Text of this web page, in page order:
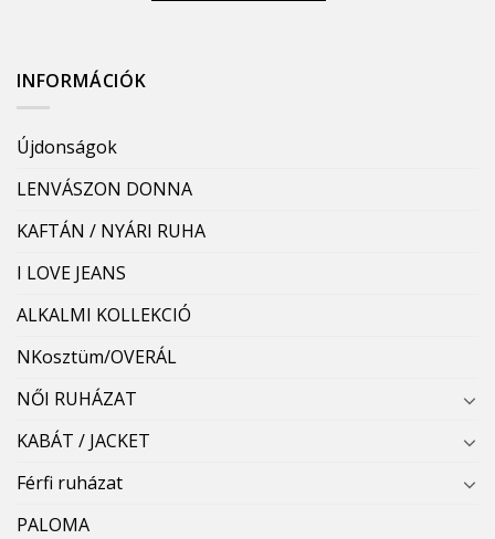
INFORMÁCIÓK
Újdonságok
LENVÁSZON DONNA
KAFTÁN / NYÁRI RUHA
I LOVE JEANS
ALKALMI KOLLEKCIÓ
NKosztüm/OVERÁL
NŐI RUHÁZAT
KABÁT / JACKET
Férfi ruházat
PALOMA